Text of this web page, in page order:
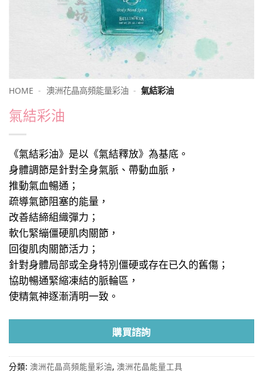
HOME - 澳洲花晶高頻能量彩油 - 氣結彩油
氣結彩油
《氣結彩油》是以《氣結釋放》為基底。
身體調節是針對全身氣脈、帶動血脈，
推動氣血暢通；
疏導氣節阻塞的能量，
改善結締組織彈力；
軟化緊繃僵硬肌肉關節，
回復肌肉關節活力；
針對身體局部或全身特別僵硬或存在已久的舊傷；
協助暢通緊縮凍結的脈輪區，
使精氣神逐漸清明一致。
購買諮詢
分類: 澳洲花晶高頻能量彩油, 澳洲花晶能量工具